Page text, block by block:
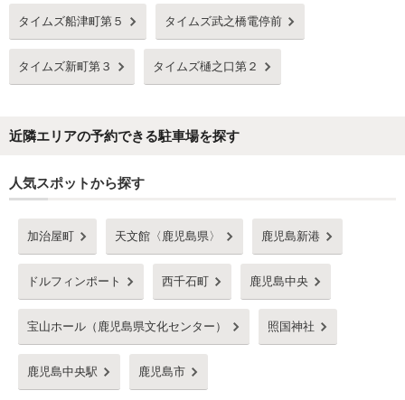
タイムズ船津町第５ タイムズ武之橋電停前
タイムズ新町第３ タイムズ樋之口第２
近隣エリアの予約できる駐車場を探す
人気スポットから探す
加治屋町 天文館〈鹿児島県〉 鹿児島新港
ドルフィンポート 西千石町 鹿児島中央
宝山ホール（鹿児島県文化センター） 照国神社
鹿児島中央駅 鹿児島市